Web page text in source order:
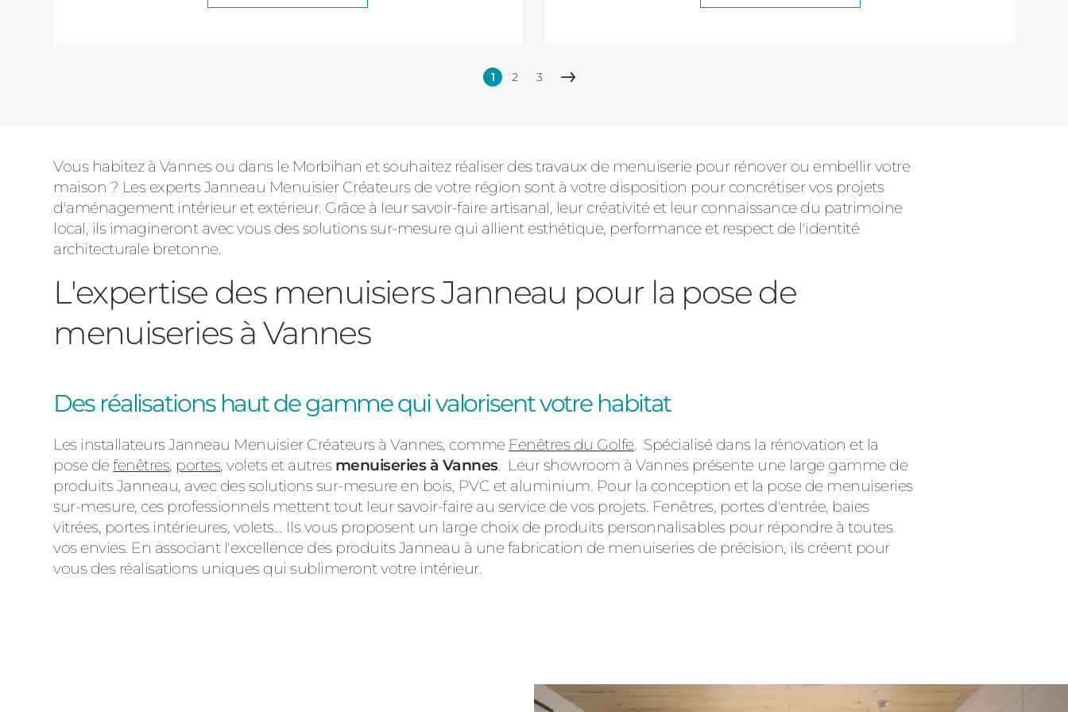
Page
1 Page
2 Page
3
Page
Vous habitez à Vannes ou dans le Morbihan et souhaitez réaliser des travaux de menuiserie pour rénover ou embellir votre
maison ? Les experts Janneau Menuisier Créateurs de votre région sont à votre disposition pour concrétiser vos projets
d'aménagement intérieur et extérieur. Grâce à leur savoir-faire artisanal, leur créativité et leur connaissance du patrimoine
local, ils imagineront avec vous des solutions sur-mesure qui allient esthétique, performance et respect de l'identité
architecturale bretonne.
L'expertise des menuisiers Janneau pour la pose de
menuiseries à Vannes
Des réalisations haut de gamme qui valorisent votre habitat
Les installateurs Janneau Menuisier Créateurs à Vannes, comme Fenêtres du Golfe. Spécialisé dans la rénovation et la
pose defenêtres, portes, volets et autres menuiseries à Vannes. Leur showroom à Vannes présente une large gamme de
produits Janneau, avec des solutions sur-mesure en bois, PVC et aluminium​. Pour la conception et la pose de menuiseries
sur-mesure, ces professionnels mettent tout leur savoir-faire au service de vos projets. Fenêtres, portes d'entrée, baies
vitrées, portes intérieures, volets... Ils vous proposent un large choix de produits personnalisables pour répondre à toutes
vos envies. En associant l'excellence des produits Janneau à une fabrication de menuiseries de précision, ils créent pour
vous des réalisations uniques qui sublimeront votre intérieur.